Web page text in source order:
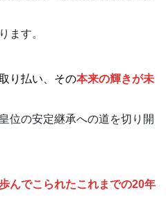
ます。
り払い、その本来の輝きが未
位の安定継承への道を切り開
んでこられたこれまでの20年